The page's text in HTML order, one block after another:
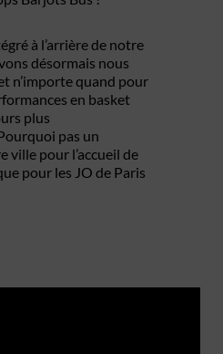
à l’arrière de notre
désormais nous
n’importe quand pour
en basket
plus
pas un
ville pour l’accueil de
pour les JO de Paris